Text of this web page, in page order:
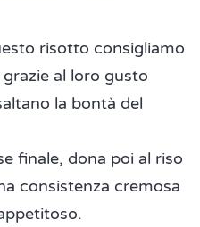
risotto consigliamo
al loro gusto
la bontà del
finale, dona poi al riso
consistenza cremosa